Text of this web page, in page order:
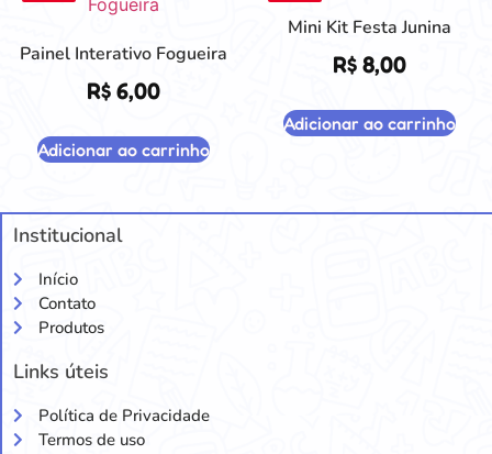
Painel Interativo Fogueira
R$6,00
Adicionar ao carrinho
Mini Kit Festa Junina
R$8,00
Adicionar ao carrinho
Institucional
Início
Contato
Produtos
Links úteis
Política de Privacidade
Termos de uso